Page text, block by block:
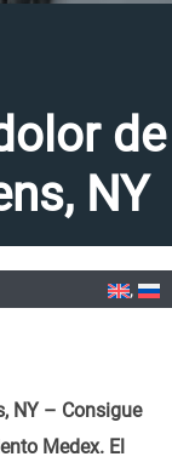
de
NY
Queens, NY
NY – Consigue
Medex. El